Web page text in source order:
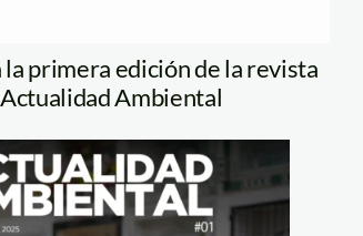
la primera edición de la revista
Actualidad Ambiental